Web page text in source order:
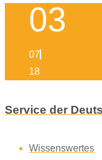
03
07
18
Service der
Wissenswertes